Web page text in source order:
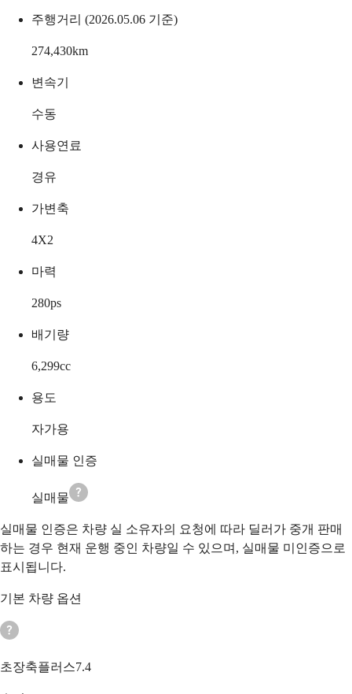
주행거리 (2026.05.06 기준)
274,430km
변속기
수동
사용연료
경유
가변축
4X2
마력
280ps
배기량
6,299cc
용도
자가용
실매물 인증
실매물
실매물 인증은 차량 실 소유자의 요청에 따라 딜러가 중개 판매
하는 경우 현재 운행 중인 차량일 수 있으며, 실매물 미인증으로
표시됩니다.
기본 차량 옵션
초장축플러스7.4